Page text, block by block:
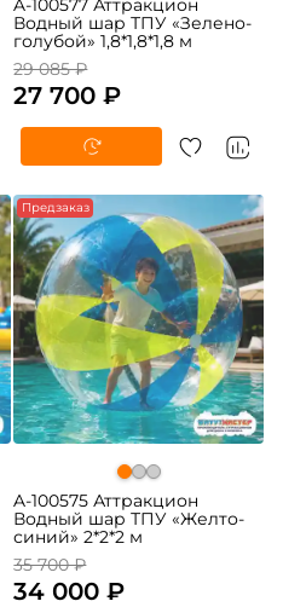
A-100577 Аттракцион
Водный шар ТПУ «Зелено-
голубой» 1,8*1,8*1,8 м
29 085 ₽
27 700 ₽
-5% Предзаказ
A-100575 Аттракцион
Водный шар ТПУ «Желто-
синий» 2*2*2 м
35 700 ₽
34 000 ₽